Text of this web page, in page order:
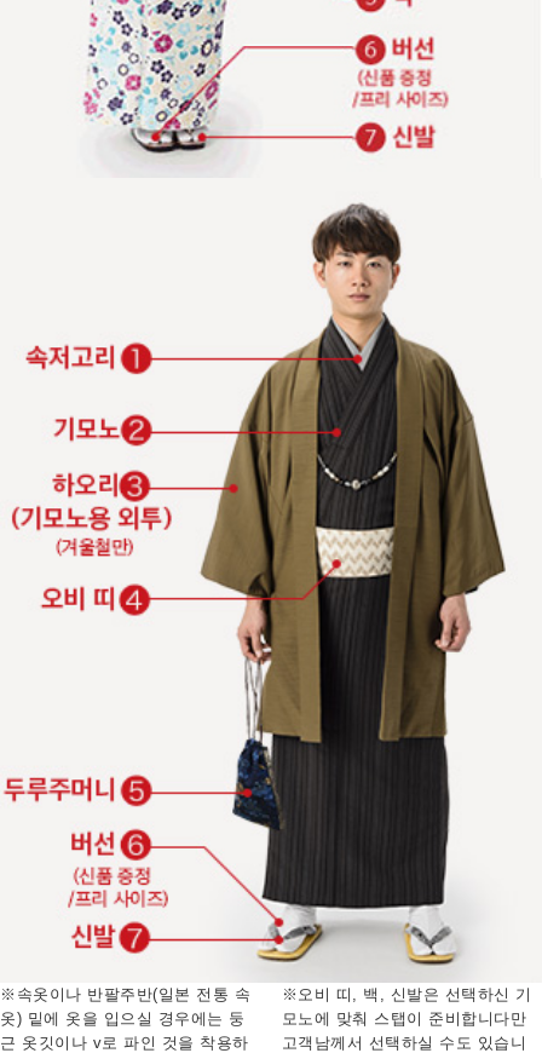
※속옷이나 반팔주반(일본 전통 속
옷) 밑에 옷을 입으실 경우에는 둥
근 옷깃이나 v로 파인 것을 착용하
※오비 띠, 백, 신발은 선택하신 기
모노에 맞춰 스탭이 준비합니다만
고객남께서 선택하실 수도 있습니